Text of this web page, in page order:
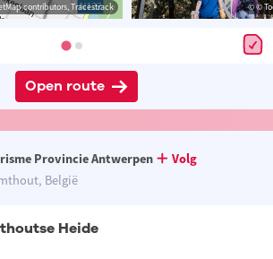
contributors, Tracestrack © ©
Open route
Provincie Antwerpen
Volg
België
Heide